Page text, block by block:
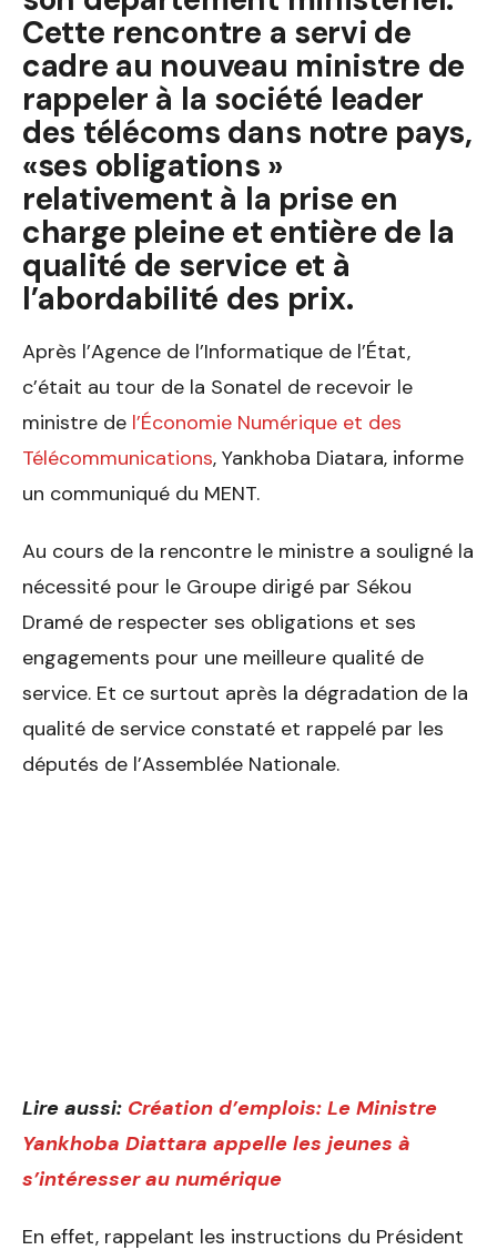
Cette rencontre a servi de
cadre au nouveau ministre de
rappeler à la société leader
des télécoms dans notre pays,
«ses obligations »
relativement à la prise en
charge pleine et entière de la
qualité de service et à
l’abordabilité des prix.
Après l’Agence de l’Informatique de l’État,
c’était au tour de la Sonatel de recevoir le
ministre de l’Économie Numérique et des
Télécommunications, Yankhoba Diatara, informe
un communiqué du MENT.
Au cours de la rencontre le ministre a souligné la
nécessité pour le Groupe dirigé par Sékou
Dramé de respecter ses obligations et ses
engagements pour une meilleure qualité de
service. Et ce surtout après la dégradation de la
qualité de service constaté et rappelé par les
députés de l’Assemblée Nationale.
Lire aussi: Création d’emplois: Le Ministre
Yankhoba Diattara appelle les jeunes à
s’intéresser au numérique
En effet, rappelant les instructions du Président